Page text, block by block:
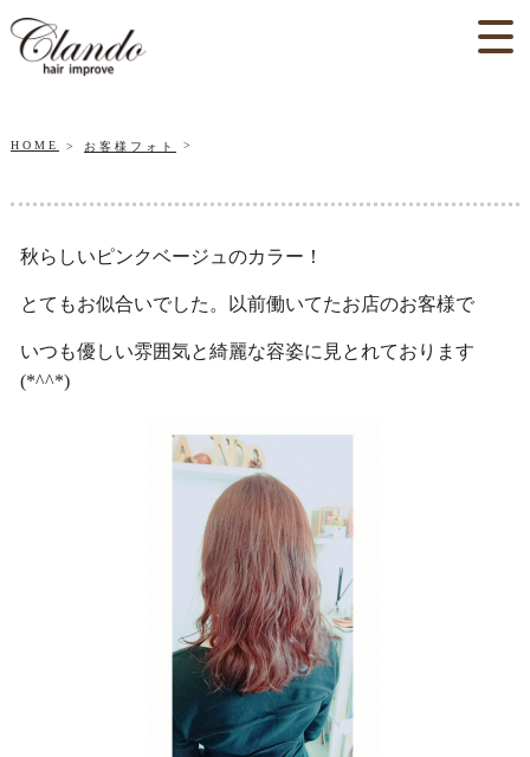
HOME お客様フォト
秋らしいピンクベージュのカラー！
とてもお似合いでした。以前働いてたお店のお客様で
いつも優しい雰囲気と綺麗な容姿に見とれております
(*^^*)